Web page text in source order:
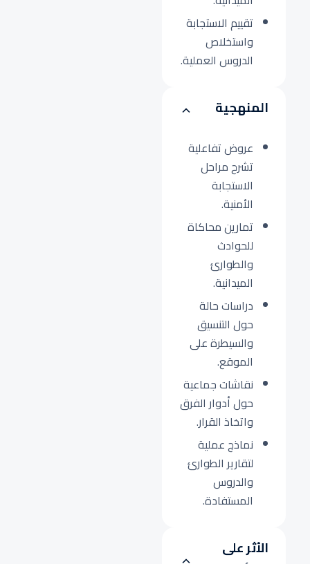
تقييم الاستجابة
واستخلاص
الدروس العملية.
المنهجية
عروض تفاعلية
تشرح مراحل
الاستجابة
الأمنية.
تمارين محاكاة
للحوادث
والطوارئ
الميدانية.
دراسات حالة
حول التنسيق
والسيطرة على
الموقع.
نقاشات جماعية
حول أدوار الفرق
واتخاذ القرار.
نماذج عملية
لتقارير الطوارئ
والدروس
المستفادة.
الأثر على